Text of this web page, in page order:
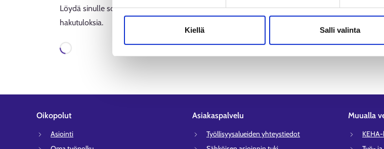
Kiellä Salli valinta
Löydä sinulle sopivia työvoimakoulutuksia Suomesta. Voit lisätä kerralla useamman
hakutuloksia.
Ladataan
Oikopolut
Asiointi
Asiakaspalvelu
Työllisyysalueiden yhteystiedot
Muualla